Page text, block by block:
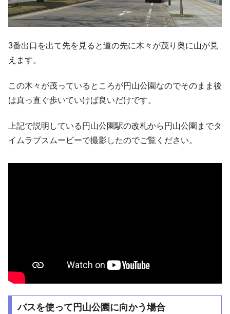
3番出口を出て先を見ると道の先に木々が茂り奥に山が見
えます。
この木々が茂っているところが円山公園なのでそのまま後
は真っ直ぐ歩いていけば良いだけです。
上記で説明している円山公園駅の改札から円山公園までタ
イムラプスムービーで撮影したのでご覧ください。
バスを使って円山公園に向かう場合